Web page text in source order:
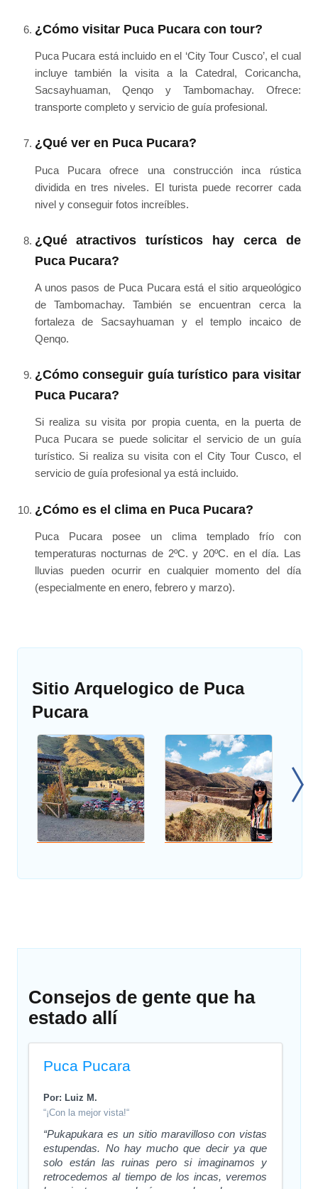
¿Cómo visitar Puca Pucara con tour?
Puca Pucara está incluido en el ‘City Tour Cusco’, el cual
incluye también la visita a la Catedral, Coricancha,
Sacsayhuaman, Qenqo y Tambomachay. Ofrece:
transporte completo y servicio de guía profesional.
¿Qué ver en Puca Pucara?
Puca Pucara ofrece una construcción inca rústica
dividida en tres niveles. El turista puede recorrer cada
nivel y conseguir fotos increíbles.
¿Qué atractivos turísticos hay cerca de
Puca Pucara?
A unos pasos de Puca Pucara está el sitio arqueológico
de Tambomachay. También se encuentran cerca la
fortaleza de Sacsayhuaman y el templo incaico de
Qenqo.
¿Cómo conseguir guía turístico para visitar
Puca Pucara?
Si realiza su visita por propia cuenta, en la puerta de
Puca Pucara se puede solicitar el servicio de un guía
turístico. Si realiza su visita con el City Tour Cusco, el
servicio de guía profesional ya está incluido.
¿Cómo es el clima en Puca Pucara?
Puca Pucara posee un clima templado frío con
temperaturas nocturnas de 2ºC. y 20ºC. en el día. Las
lluvias pueden ocurrir en cualquier momento del día
(especialmente en enero, febrero y marzo).
Sitio Arquelogico de Puca
Pucara
Consejos de gente que ha
estado allí
Puca Pucara
Por: Luiz M.
“¡Con la mejor vista!“
“Pukapukara es un sitio maravilloso con vistas
estupendas. No hay mucho que decir ya que
solo están las ruinas pero si imaginamos y
retrocedemos al tiempo de los incas, veremos